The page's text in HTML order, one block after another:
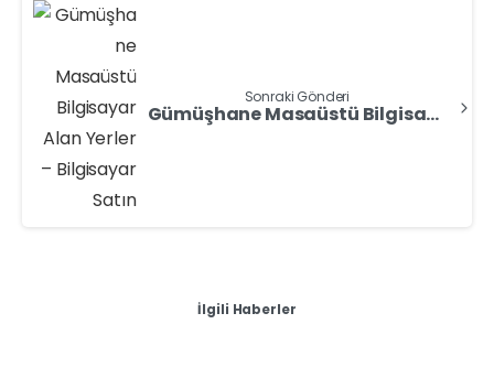
Sonraki Gönderi
Gümüşhane Masaüstü Bilgisayar Alan Yerler – Bilgisayar Satın
İlgili Haberler